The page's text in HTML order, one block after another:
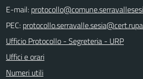
E-mail:
PEC:
Ufficio Protocollo - Segreteria - URP
Uffici e orari
Numeri utili